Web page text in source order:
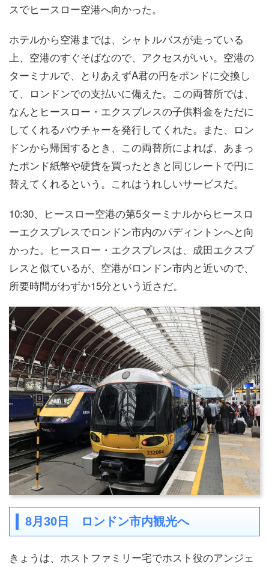
スでヒースロー空港へ向かった。
ホテルから空港までは、シャトルバスが走っている
上、空港のすぐそばなので、アクセスがいい。空港の
ターミナルで、とりあえずA君の円をポンドに交換し
て、ロンドンでの支払いに備えた。この両替所では、
なんとヒースロー・エクスプレスの子供料金をただに
してくれるバウチャーを発行してくれた。また、ロン
ドンから帰国するとき、この両替所によれば、あまっ
たポンド紙幣や硬貨を買ったときと同じレートで円に
替えてくれるという。これはうれしいサービスだ。
10:30、ヒースロー空港の第5ターミナルからヒースロ
ーエクスプレスでロンドン市内のパディントンへと向
かった。ヒースロー・エクスプレスは、成田エクスプ
レスと似ているが、空港がロンドン市内と近いので、
所要時間がわずか15分という近さだ。
8月30日 ロンドン市内観光へ
きょうは、ホストファミリー宅でホスト役のアンジェ